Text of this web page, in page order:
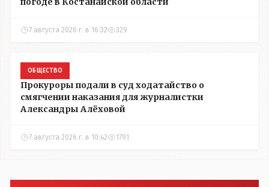
7 августа 2026 г. в 16:32 329
ОБЩЕСТВО
Прокуроры подали в суд ходатайство о
смягчении наказания для журналистки
Александры Алёховой
7 августа 2026 г. в 10:42 1791